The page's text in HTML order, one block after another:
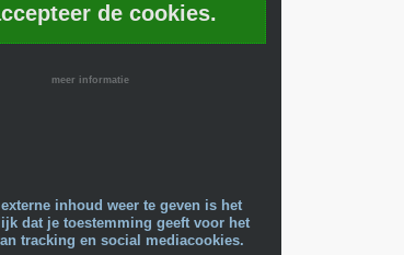
de cookies.
meer informatie
inhoud weer te geven is het
dat je toestemming geeft voor het
tracking en social mediacookies.